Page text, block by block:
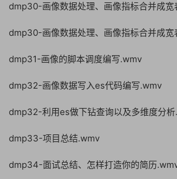
dmp30-画像数据处理、画像指标合并成宽
dmp30-画像数据处理、画像指标合并成
dmp31-画像的脚本调度编写.wmv
dmp32-画像数据写入es代码编写.wmv
dmp32-利用es做下钻查询以及多维度分
dmp33-项目总结.wmv
dmp34-面试总结、怎样打造你的简历